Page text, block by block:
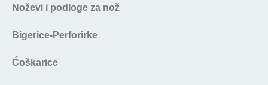
Noževi i podloge za nož
Bigerice-Perforirke
Ćoškarice